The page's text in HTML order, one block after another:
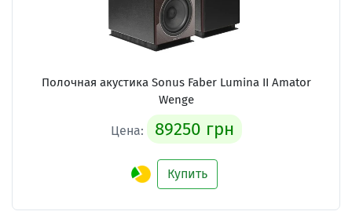
Полочная акустика Sonus Faber Lumina II Amator
Wenge
Цена: 89250 грн
Купить